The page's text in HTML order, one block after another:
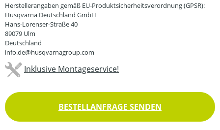
Herstellerangaben gemäß EU-Produktsicherheitsverordnung (GPSR):
Husqvarna Deutschland GmbH
Hans-Lorenser-Straße 40
89079 Ulm
Deutschland
info.de@husqvarnagroup.com
Inklusive Montageservice!
BESTELLANFRAGE SENDEN